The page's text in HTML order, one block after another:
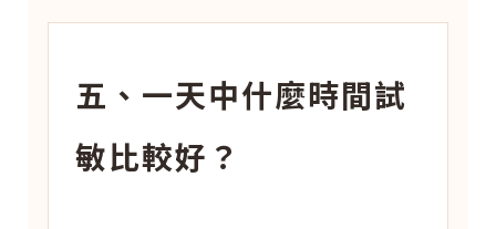
五、一天中什麼時間試
敏比較好？